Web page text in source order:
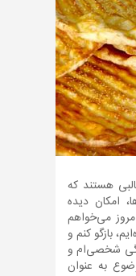
هستند که
امکان دیده
می‌خواهم
بازگو کنم و
شخصی‌ام و
به عنوان